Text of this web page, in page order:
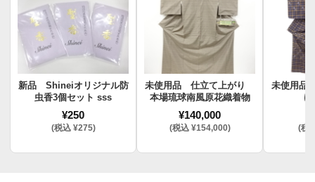
新品 Shineiオリジナル防
虫香3個セット sss
¥250
(税込 ¥275)
未使用品 仕立て上がり
本場琉球南風原花織着物
¥140,000
(税込 ¥154,000)
未使用品
(税